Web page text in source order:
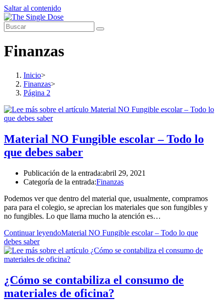
Saltar al contenido
Finanzas
Inicio>
Finanzas>
Página 2
Material NO Fungible escolar – Todo lo
que debes saber
Publicación de la entrada:abril 29, 2021
Categoría de la entrada:Finanzas
Podemos ver que dentro del material que, usualmente, compramos
para para el colegio, se aprecian los materiales que son fungibles y
no fungibles. Lo que llama mucho la atención es…
Continuar leyendoMaterial NO Fungible escolar – Todo lo que
debes saber
¿Cómo se contabiliza el consumo de
materiales de oficina?